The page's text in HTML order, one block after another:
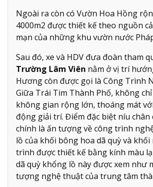
Ngoài ra còn có Vườn Hoa Hồng
4000m2 được thiết kế theo nguồn
mạn của những khu vườn nước
Sau đó, xe và HDV đưa đoàn tham
Trường Lâm Viên nằm ở vị trí
Hương còn được gọi là Công Trình
Giữa Trái Tim Thành Phố, không
không gian rộng lớn, thoáng mát
động giải trí. Điểm đặc biệt níu chân
chính là ấn tượng về công trình
lồ của khối bông hoa dã quỳ và khối
trình được thiết kế bằng kính màu
dã quỳ khổng lồ này được xem như
tượng nghệ thuật của trung tâm